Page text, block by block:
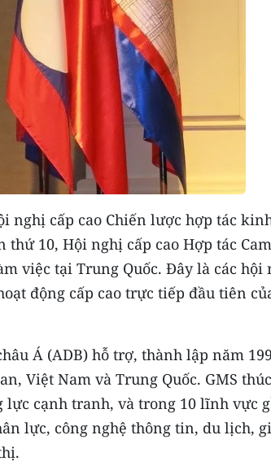
nghị cấp cao Chiến lược hợp tác
thứ 10, Hội nghị cấp cao Hợp tác
việc tại Trung Quốc. Đây là các
động cấp cao trực tiếp đầu tiên
Á (ADB) hỗ trợ, thành lập năm
Việt Nam và Trung Quốc. GMS
cạnh tranh, và trong 10 lĩnh vực
lực, công nghệ thông tin, du lịch,